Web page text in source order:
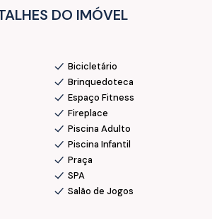
G1 + G2 + Área de Lazer + 18 andares
performance
para veículos elétricos Infra pronta em
climatizadas e com som
DO IMÓVEL
Bicicletário
Brinquedoteca
Espaço Fitness
Fireplace
Piscina Adulto
Piscina Infantil
Praça
SPA
Salão de Jogos